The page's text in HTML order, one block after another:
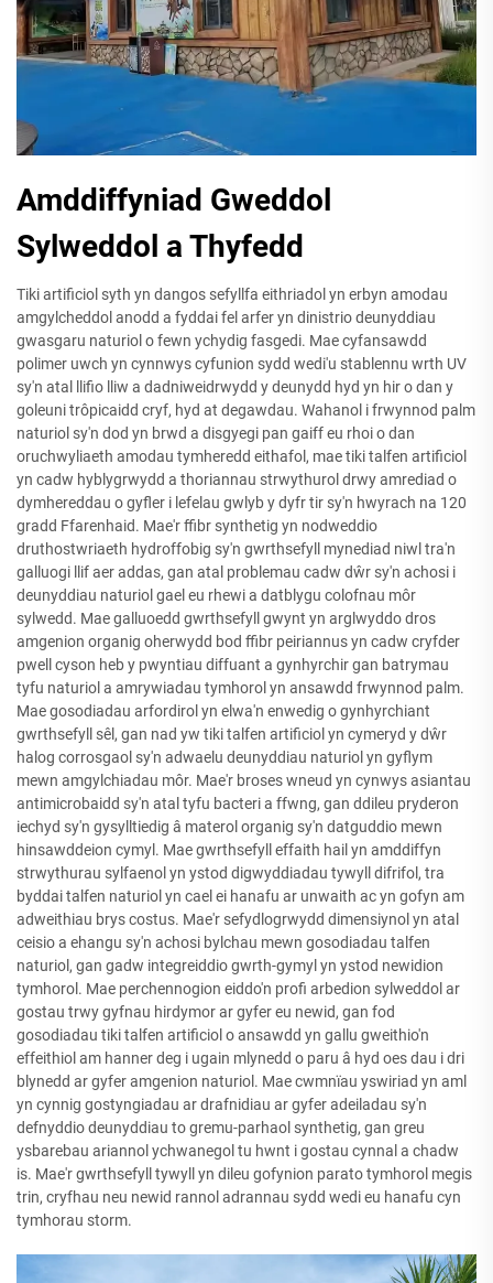
Amddiffyniad Gweddol
Sylweddol a Thyfedd
Tiki artificiol syth yn dangos sefyllfa eithriadol yn erbyn amodau
amgylcheddol anodd a fyddai fel arfer yn dinistrio deunyddiau
gwasgaru naturiol o fewn ychydig fasgedi. Mae cyfansawdd
polimer uwch yn cynnwys cyfunion sydd wedi'u stablennu wrth UV
sy'n atal llifio lliw a dadniweidrwydd y deunydd hyd yn hir o dan y
goleuni trôpicaidd cryf, hyd at degawdau. Wahanol i frwynnod palm
naturiol sy'n dod yn brwd a disgyegi pan gaiff eu rhoi o dan
oruchwyliaeth amodau tymheredd eithafol, mae tiki talfen artificiol
yn cadw hyblygrwydd a thoriannau strwythurol drwy amrediad o
dymhereddau o gyfler i lefelau gwlyb y dyfr tir sy'n hwyrach na 120
gradd Ffarenhaid. Mae'r ffibr synthetig yn nodweddio
druthostwriaeth hydroffobig sy'n gwrthsefyll mynediad niwl tra'n
galluogi llif aer addas, gan atal problemau cadw dŵr sy'n achosi i
deunyddiau naturiol gael eu rhewi a datblygu colofnau môr
sylwedd. Mae galluoedd gwrthsefyll gwynt yn arglwyddo dros
amgenion organig oherwydd bod ffibr peiriannus yn cadw cryfder
pwell cyson heb y pwyntiau diffuant a gynhyrchir gan batrymau
tyfu naturiol a amrywiadau tymhorol yn ansawdd frwynnod palm.
Mae gosodiadau arfordirol yn elwa'n enwedig o gynhyrchiant
gwrthsefyll sêl, gan nad yw tiki talfen artificiol yn cymeryd y dŵr
halog corrosgaol sy'n adwaelu deunyddiau naturiol yn gyflym
mewn amgylchiadau môr. Mae'r broses wneud yn cynwys asiantau
antimicrobaidd sy'n atal tyfu bacteri a ffwng, gan ddileu pryderon
iechyd sy'n gysylltiedig â materol organig sy'n datguddio mewn
hinsawddeion cymyl. Mae gwrthsefyll effaith hail yn amddiffyn
strwythurau sylfaenol yn ystod digwyddiadau tywyll difrifol, tra
byddai talfen naturiol yn cael ei hanafu ar unwaith ac yn gofyn am
adweithiau brys costus. Mae'r sefydlogrwydd dimensiynol yn atal
ceisio a ehangu sy'n achosi bylchau mewn gosodiadau talfen
naturiol, gan gadw integreiddio gwrth-gymyl yn ystod newidion
tymhorol. Mae perchennogion eiddo'n profi arbedion sylweddol ar
gostau trwy gyfnau hirdymor ar gyfer eu newid, gan fod
gosodiadau tiki talfen artificiol o ansawdd yn gallu gweithio'n
effeithiol am hanner deg i ugain mlynedd o paru â hyd oes dau i dri
blynedd ar gyfer amgenion naturiol. Mae cwmnïau yswiriad yn aml
yn cynnig gostyngiadau ar drafnidiau ar gyfer adeiladau sy'n
defnyddio deunyddiau to gremu-parhaol synthetig, gan greu
ysbarebau ariannol ychwanegol tu hwnt i gostau cynnal a chadw
is. Mae'r gwrthsefyll tywyll yn dileu gofynion parato tymhorol megis
trin, cryfhau neu newid rannol adrannau sydd wedi eu hanafu cyn
tymhorau storm.